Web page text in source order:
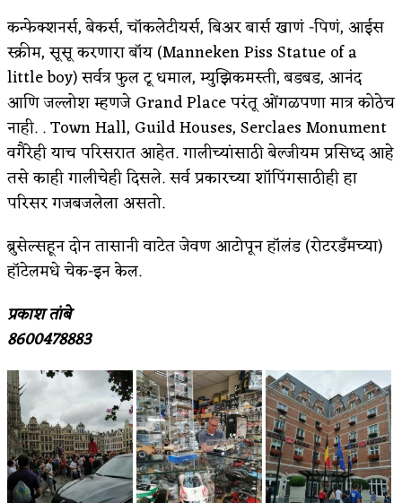
जोशी
डेंग्यू: ताप उतरला म्हणजे धोका टळला असे नाही!
४ जुलै – इतिहासात घडलेल्या महत्त्वाच्या घटना
सुवर्ण – झळाळी
‘अर्थ’पूर्ण हास्य
कन्फेक्शनर्स, बेकर्स, चॉकलेटीयर्स, बिअर बार्स खाणं -पिणं, आईस
स्क्रीम, सूसू करणारा बॉय (Manneken Piss Statue of a
little boy) सर्वत्र फुल टू धमाल, म्युझिकमस्ती, बडबड, आनंद
आणि जल्लोश म्हणजे Grand Place परंतू ओंगळपणा मात्र कोठेच
नाही. . Town Hall, Guild Houses, Serclaes Monument
वगैरेही याच परिसरात आहेत. गालीच्यांसाठी बेल्जीयम प्रसिध्द आहे
तसे काही गालीचेही दिसले. सर्व प्रकारच्या शॉपिंगसाठीही हा
परिसर गजबजलेला असतो.
ब्रुसेल्सहून दोन तासानी वाटेत जेवण आटोपून हॉलंड (रोटरडँमच्या)
हॉटेलमधे चेक-इन केल.
प्रकाश तांबे
8600478883